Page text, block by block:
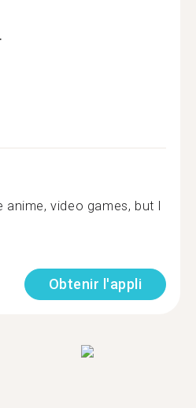
anime, video games, but I
Obtenir l'appli